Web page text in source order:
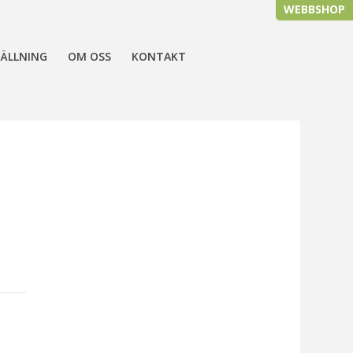
WEBBSHOP
OM OSS KONTAKT